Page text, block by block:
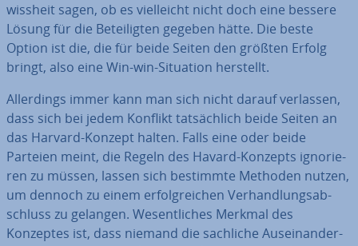
wiss­heit sagen, ob es viel­leicht nicht doch eine bessere
Lösung für die Be­tei­lig­ten gegeben hätte. Die beste
Option ist die, die für beide Seiten den größten Erfolg
bringt, also eine Win-win-Situation herstellt.
Al­ler­dings immer kann man sich nicht darauf verlassen,
dass sich bei jedem Konflikt tat­säch­lich beide Seiten an
das Harvard-Konzept halten. Falls eine oder beide
Parteien meint, die Regeln des Havard-Konzepts igno­rie­
ren zu müssen, lassen sich bestimmte Methoden nutzen,
um dennoch zu einem er­folg­rei­chen Ver­hand­lungs­ab­
schluss zu gelangen. We­sent­li­ches Merkmal des
Konzeptes ist, dass niemand die sachliche Aus­ein­an­der­